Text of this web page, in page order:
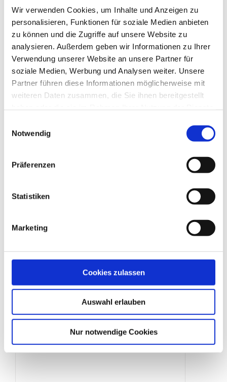
Wir verwenden Cookies, um Inhalte und Anzeigen zu
personalisieren, Funktionen für soziale Medien anbieten
zu können und die Zugriffe auf unsere Website zu
analysieren. Außerdem geben wir Informationen zu Ihrer
Verwendung unserer Website an unsere Partner für
soziale Medien, Werbung und Analysen weiter. Unsere
Partner führen diese Informationen möglicherweise mit
weiteren Daten zusammen, die Sie ihnen bereitgestellt
Notwendig
Präferenzen
Statistiken
Marketing
Cookies zulassen
Auswahl erlauben
Nur notwendige Cookies
Grabenbrücken
Produktdetails
Produktdetails